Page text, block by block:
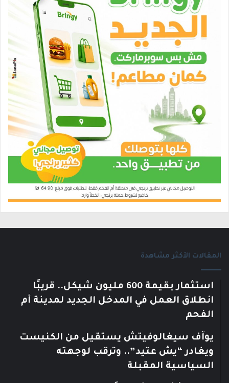
المقالات الأكثر مشاهدة
استثمار بقيمة 600 مليون شيكل.. قريبًا
انطلاق العمل في المدخل الجديد لمدينة أم
الفحم
يوآف سيغالوفيتش يستقيل من الكنيست
ويغادر “يش عتيد”.. وترقب لوجهته
السياسية المقبلة